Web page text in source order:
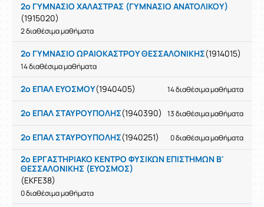
2ο ΓΥΜΝΑΣΙΟ ΧΑΛΑΣΤΡΑΣ (ΓΥΜΝΑΣΙΟ ΑΝΑΤΟΛΙΚΟΥ)
(1915020)
2 διαθέσιμα μαθήματα
2ο ΓΥΜΝΑΣΙΟ ΩΡΑΙΟΚΑΣΤΡΟΥ ΘΕΣΣΑΛΟΝΙΚΗΣ(1914015)
14 διαθέσιμα μαθήματα
2ο ΕΠΑΛ ΕΥΟΣΜΟΥ(1940405) 14 διαθέσιμα μαθήματα
2ο ΕΠΑΛ ΣΤΑΥΡΟΥΠΟΛΗΣ(1940390) 13 διαθέσιμα μαθήματα
2ο ΕΠΑΛ ΣΤΑΥΡΟΥΠΟΛΗΣ(1940251) 0 διαθέσιμα μαθήματα
2ο ΕΡΓΑΣΤΗΡΙΑΚΟ ΚΕΝΤΡΟ ΦΥΣΙΚΩΝ ΕΠΙΣΤΗΜΩΝ Β'
ΘΕΣΣΑΛΟΝΙΚΗΣ (ΕΥΟΣΜΟΣ)
(EKFE38)
0 διαθέσιμα μαθήματα